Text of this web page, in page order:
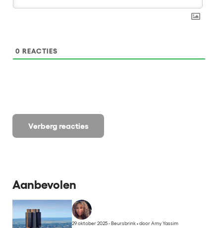
Verberg reacties
0 REACTIES
Aanbevolen
29 oktober 2025 - Beursbrink•door Amy Yassim